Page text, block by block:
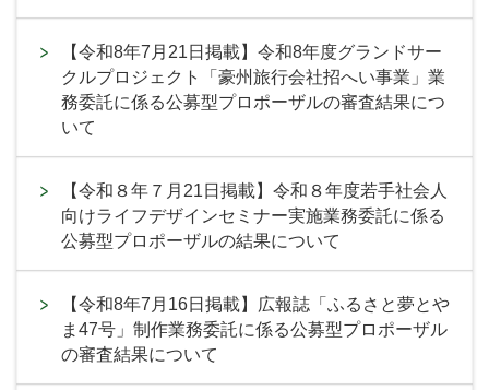
【令和8年7月21日掲載】令和8年度グランドサー
クルプロジェクト「豪州旅行会社招へい事業」業
務委託に係る公募型プロポーザルの審査結果につ
いて
【令和８年７月21日掲載】令和８年度若手社会人
向けライフデザインセミナー実施業務委託に係る
公募型プロポーザルの結果について
【令和8年7月16日掲載】広報誌「ふるさと夢とや
ま47号」制作業務委託に係る公募型プロポーザル
の審査結果について